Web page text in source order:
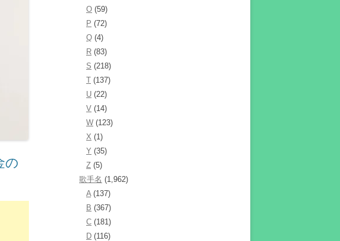
の
O (59)
P (72)
Q (4)
R (83)
S (218)
T (137)
U (22)
V (14)
W (123)
X (1)
Y (35)
Z (5)
歌手名 (1,962)
A(137)
B (367)
C (181)
D (116)